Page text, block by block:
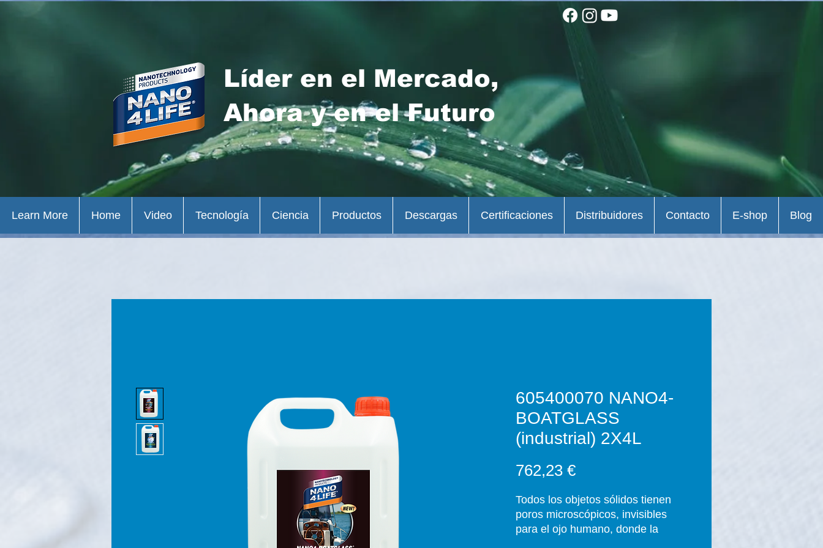
Líder en el Mercado,
Ahora y en el Futuro
605400070 NANO4-
BOATGLASS
(industrial) 2X4L
762,23 €Precio
Todos los objetos sólidos tienen
poros microscópicos, invisibles
para el ojo humano, donde la
Learn More Home Video Tecnología Ciencia Productos Descargas Certificaciones Distribuidores Contacto E-shop Blog